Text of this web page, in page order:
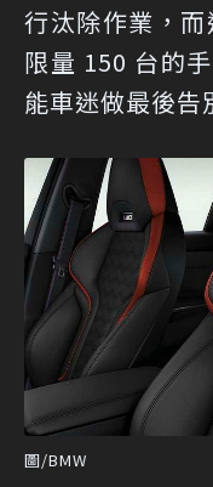
行汰除作業，
限量 150 台的
能車迷做最後告
圖/BMW